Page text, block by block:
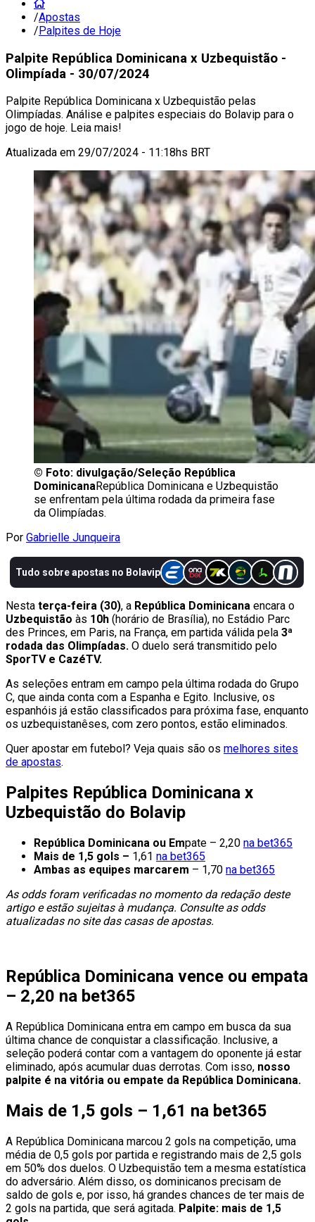
/Apostas
/Palpites de Hoje
Palpite República Dominicana x Uzbequistão -
Olimpíada - 30/07/2024
Palpite República Dominicana x Uzbequistão pelas
Olimpíadas. Análise e palpites especiais do Bolavip para o
jogo de hoje. Leia mais!
Atualizada em 29/07/2024 - 11:18hs BRT
© Foto: divulgação/Seleção República
DominicanaRepública Dominicana e Uzbequistão
se enfrentam pela última rodada da primeira fase
da Olimpíadas.
Por Gabrielle Junqueira
Nesta terça-feira (30), a República Dominicana encara o
Uzbequistão às 10h (horário de Brasília), no Estádio Parc
des Princes, em Paris, na França, em partida válida pela 3ª
rodada das Olimpíadas. O duelo será transmitido pelo
SporTV e CazéTV.
As seleções entram em campo pela última rodada do Grupo
C, que ainda conta com a Espanha e Egito. Inclusive, os
espanhóis já estão classificados para próxima fase, enquanto
os uzbequistanêses, com zero pontos, estão eliminados.
Quer apostar em futebol? Veja quais são os melhores sites
de apostas.
Palpites República Dominicana x
Uzbequistão do Bolavip
República Dominicana ou Empate – 2,20 na bet365
Mais de 1,5 gols – 1,61 na bet365
Ambas as equipes marcarem – 1,70 na bet365
As odds foram verificadas no momento da redação deste
artigo e estão sujeitas à mudança. Consulte as odds
atualizadas no site das casas de apostas.
República Dominicana vence ou empata
– 2,20 na bet365
A República Dominicana entra em campo em busca da sua
última chance de conquistar a classificação. Inclusive, a
seleção poderá contar com a vantagem do oponente já estar
eliminado, após acumular duas derrotas. Com isso, nosso
palpite é na vitória ou empate da República Dominicana.
Mais de 1,5 gols – 1,61 na bet365
A República Dominicana marcou 2 gols na competição, uma
média de 0,5 gols por partida e registrando mais de 2,5 gols
em 50% dos duelos. O Uzbequistão tem a mesma estatística
do adversário. Além disso, os dominicanos precisam de
saldo de gols e, por isso, há grandes chances de ter mais de
2 gols na partida, que será agitada. Palpite: mais de 1,5